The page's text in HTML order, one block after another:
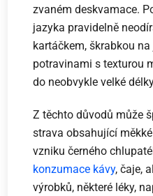
zvaném deskvamace.
jazyka pravidelně
kartáčkem, škrabkou
potravinami s texturou
do neobvykle velké
Z těchto důvodů může
strava obsahující
vzniku černého
konzumace kávy, čaje,
výrobků, některé léky,